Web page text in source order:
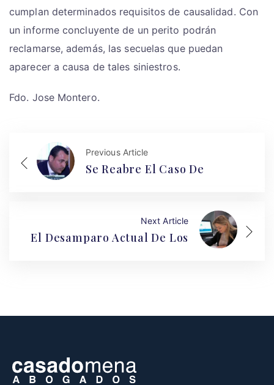
cumplan determinados requisitos de causalidad. Con
un informe concluyente de un perito podrán
reclamarse, además, las secuelas que puedan
aparecer a causa de tales siniestros.
Fdo. Jose Montero.
Previous Article
Se Reabre El Caso De
Next Article
El Desamparo Actual De Los